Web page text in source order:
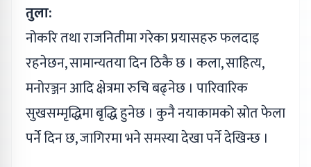
तुला:
नोकरि तथा राजनितीमा गरेका प्रयासहरु फलदाइ
रहनेछन, सामान्यतया दिन ठिकै छ । कला, साहित्य,
मनोरञ्जन आदि क्षेत्रमा रुचि बढ्नेछ । पारिवारिक
सुखसम्मृद्धिमा बृद्धि हुनेछ । कुनै नयाकामको स्रोत फेला
पर्ने दिन छ, जागिरमा भने समस्या देखा पर्ने देखिन्छ ।